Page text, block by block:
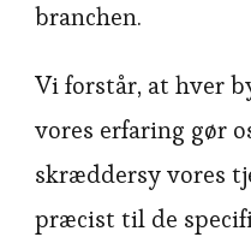
branchen.
Vi forstår, at hver
vores erfaring gør
skræddersy vores
præcist til de